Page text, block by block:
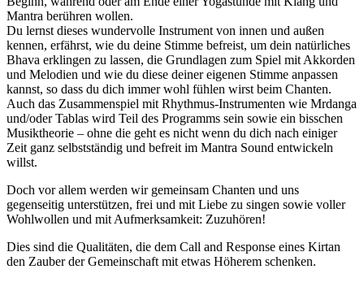
Mantra berühren wollen.
Du lernst dieses wundervolle Instrument von innen und außen
kennen, erfährst, wie du deine Stimme befreist, um dein natürliches
Bhava erklingen zu lassen, die Grundlagen zum Spiel mit Akkorden
und Melodien und wie du diese deiner eigenen Stimme anpassen
kannst, so dass du dich immer wohl fühlen wirst beim Chanten.
Auch das Zusammenspiel mit Rhythmus-Instrumenten wie Mrdanga
und/oder Tablas wird Teil des Programms sein sowie ein bisschen
Musiktheorie – ohne die geht es nicht wenn du dich nach einiger
Zeit ganz selbstständig und befreit im Mantra Sound entwickeln
willst.
Doch vor allem werden wir gemeinsam Chanten und uns
gegenseitig unterstützen, frei und mit Liebe zu singen sowie voller
Wohlwollen und mit Aufmerksamkeit: Zuzuhören!
Dies sind die Qualitäten, die dem Call and Response eines Kirtan
den Zauber der Gemeinschaft mit etwas Höherem schenken.